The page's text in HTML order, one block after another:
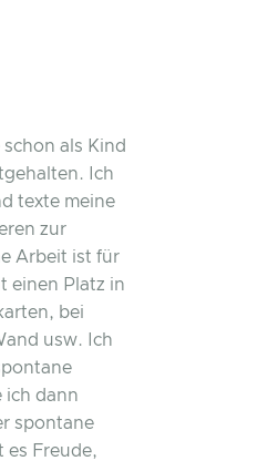
als Kind
Ich
texte meine
zur
Arbeit ist für
einen Platz in
bei
usw. Ich
ich dann
spontane
es Freude,